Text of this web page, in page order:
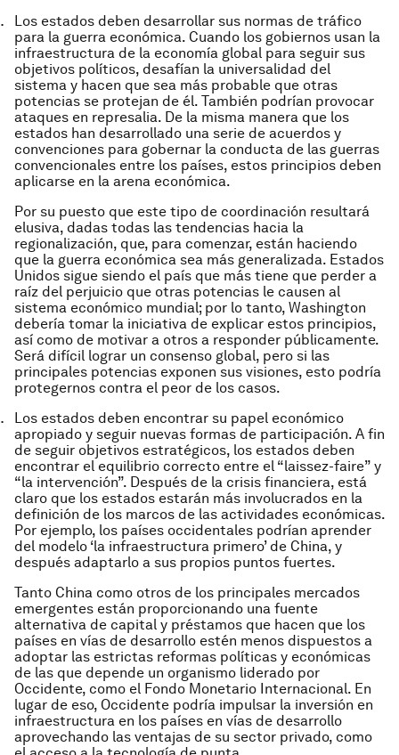
Los estados deben desarrollar sus normas de tráfico
para la guerra económica. Cuando los gobiernos usan la
infraestructura de la economía global para seguir sus
objetivos políticos, desafían la universalidad del
sistema y hacen que sea más probable que otras
potencias se protejan de él. También podrían provocar
ataques en represalia. De la misma manera que los
estados han desarrollado una serie de acuerdos y
convenciones para gobernar la conducta de las guerras
convencionales entre los países, estos principios deben
aplicarse en la arena económica.
Por su puesto que este tipo de coordinación resultará
elusiva, dadas todas las tendencias hacia la
regionalización, que, para comenzar, están haciendo
que la guerra económica sea más generalizada. Estados
Unidos sigue siendo el país que más tiene que perder a
raíz del perjuicio que otras potencias le causen al
sistema económico mundial; por lo tanto, Washington
debería tomar la iniciativa de explicar estos principios,
así como de motivar a otros a responder públicamente.
Será difícil lograr un consenso global, pero si las
principales potencias exponen sus visiones, esto podría
protegernos contra el peor de los casos.
Los estados deben encontrar su papel económico
apropiado y seguir nuevas formas de participación. A fin
de seguir objetivos estratégicos, los estados deben
encontrar el equilibrio correcto entre el “laissez-faire” y
“la intervención”. Después de la crisis financiera, está
claro que los estados estarán más involucrados en la
definición de los marcos de las actividades económicas.
Por ejemplo, los países occidentales podrían aprender
del modelo ‘la infraestructura primero’ de China, y
después adaptarlo a sus propios puntos fuertes.
Tanto China como otros de los principales mercados
emergentes están proporcionando una fuente
alternativa de capital y préstamos que hacen que los
países en vías de desarrollo estén menos dispuestos a
adoptar las estrictas reformas políticas y económicas
de las que depende un organismo liderado por
Occidente, como el Fondo Monetario Internacional. En
lugar de eso, Occidente podría impulsar la inversión en
infraestructura en los países en vías de desarrollo
aprovechando las ventajas de su sector privado, como